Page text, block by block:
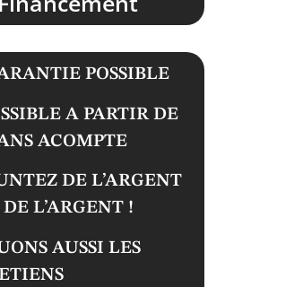
POSSIBLE
A PARTIR DE
ACOMPTE
DE L’ARGENT
L’ARGENT !
AUSSI LES